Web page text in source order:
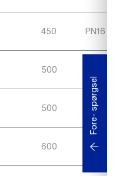
450 PN16
500
500 PN16
600 PN10
Fore- spørgsel